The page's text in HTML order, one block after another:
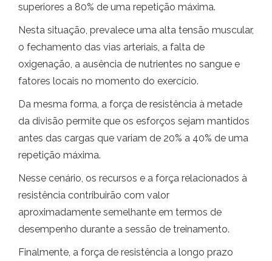
superiores a 80% de uma repetição máxima.
Nesta situação, prevalece uma alta tensão muscular,
o fechamento das vias arteriais, a falta de
oxigenação, a ausência de nutrientes no sangue e
fatores locais no momento do exercício.
Da mesma forma, a força de resistência à metade
da divisão permite que os esforços sejam mantidos
antes das cargas que variam de 20% a 40% de uma
repetição máxima.
Nesse cenário, os recursos e a força relacionados à
resistência contribuirão com valor
aproximadamente semelhante em termos de
desempenho durante a sessão de treinamento.
Finalmente, a força de resistência a longo prazo